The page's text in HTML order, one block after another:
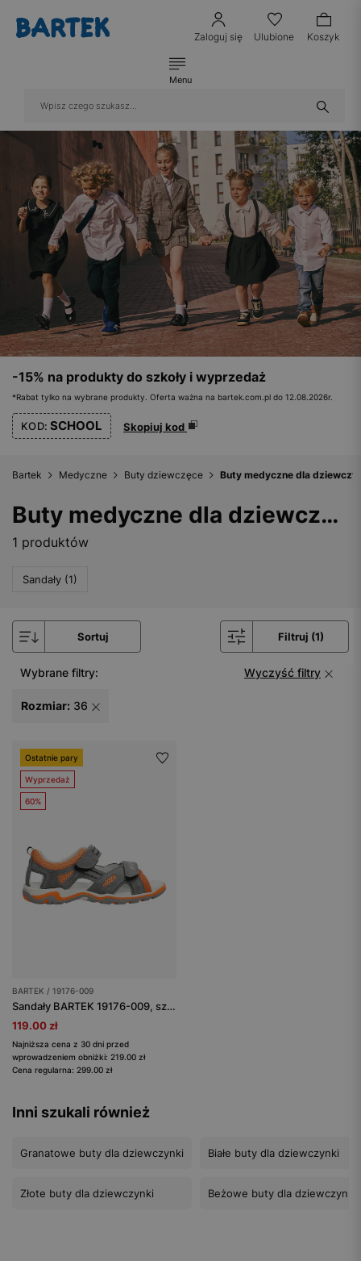
Zaloguj się Ulubione Koszyk
Menu
-15% na produkty do szkoły i wyprzedaż
*Rabat tylko na wybrane produkty. Oferta ważna na bartek.com.pl do 12.08.2026r.
KOD: SCHOOL Skopiuj kod
Bartek Medyczne Buty dziewczęce Buty medyczne dla
Buty medyczne dla dziewczynki - rozmiar 36
1 produktów
Sandały (1)
Sortuj Filtruj (1)
Wybrane filtry: Wyczyść filtry
Rozmiar: 36
Ostatnie pary
Wyprzedaż
60%
BARTEK / 19176-009
Sandały BARTEK 19176-009, szaro-pomarańczowy
119.00 zł
Najniższa cena z 30 dni przed
wprowadzeniem obniżki: 219.00 zł
Cena regularna: 299.00 zł
Inni szukali również
Granatowe buty dla dziewczynki
Złote buty dla dziewczynki
Białe buty dla dziewczynki
Beżowe buty dla dziewczynki